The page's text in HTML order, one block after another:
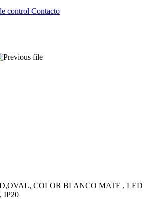
control Contacto
COLOR BLANCO MATE , LED
IP20